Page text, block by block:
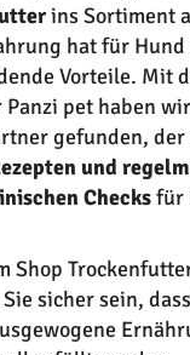
ins Sortiment
hat für
Vorteile. Mit
pet haben
gefunden,
und
Checksfür
Shop
sicher sein,